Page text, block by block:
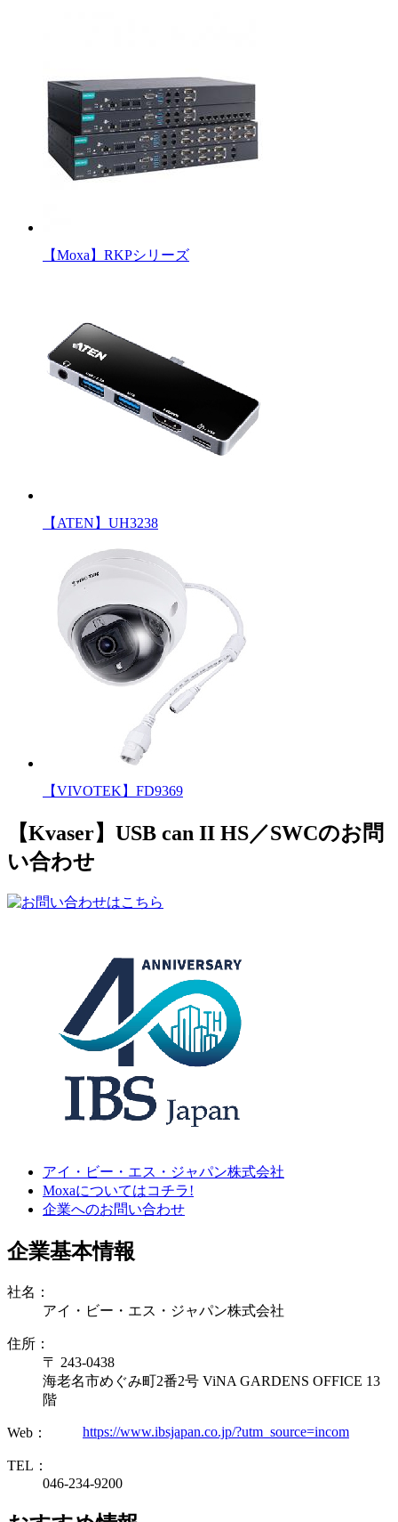
【Moxa】RKPシリーズ
【ATEN】UH3238
【VIVOTEK】FD9369
【Kvaser】USB can II HS／SWCのお問
い合わせ
アイ・ビー・エス・ジャパン株式会社
Moxaについてはコチラ!
企業へのお問い合わせ
企業基本情報
社名：
アイ・ビー・エス・ジャパン株式会社
住所：
〒 243-0438
海老名市めぐみ町2番2号 ViNA GARDENS OFFICE 13
階
Web： https://www.ibsjapan.co.jp/?utm_source=incom
TEL：
046-234-9200